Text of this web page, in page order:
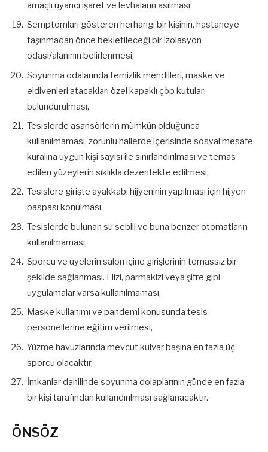
amaçlı uyarıcı işaret ve levhaların asılması,
Semptomları gösteren herhangi bir kişinin, hastaneye
taşınmadan önce bekletileceği bir izolasyon
odası/alanının belirlenmesi,
Soyunma odalarında temizlik mendilleri, maske ve
eldivenleri atacakları özel kapaklı çöp kutuları
bulundurulması,
Tesislerde asansörlerin mümkün olduğunca
kullanılmaması, zorunlu hallerde içerisinde sosyal mesafe
kuralına uygun kişi sayısı ile sınırlandırılması ve temas
edilen yüzeylerin sıklıkla dezenfekte edilmesi,
Tesislere girişte ayakkabı hijyeninin yapılması için hijyen
paspası konulması,
Tesislerde bulunan su sebili ve buna benzer otomatların
kullanılmaması,
Sporcu ve üyelerin salon içine girişlerinin temassız bir
şekilde sağlanması. Elizi, parmakizi veya şifre gibi
uygulamalar varsa kullanılmaması,
Maske kullanımı ve pandemi konusunda tesis
personellerine eğitim verilmesi,
Yüzme havuzlarında mevcut kulvar başına en fazla üç
sporcu olacaktır,
İmkanlar dahilinde soyunma dolaplarının günde en fazla
bir kişi tarafından kullandırılması sağlanacaktır.
ÖNSÖZ